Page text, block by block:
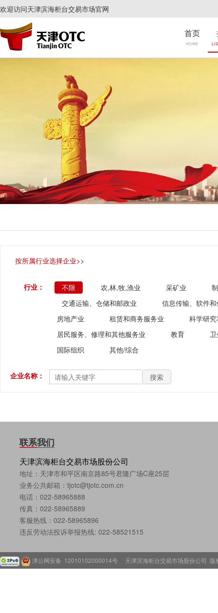
欢迎访问天津滨海柜台交易市场官网
首页
HOME
按所属行业选择企业>>
行业： 不限 农,林,牧,渔业 采矿业
交通运输、仓储和邮政业
信息传输、软件
房地产业
租赁和商务服务业
科学研
居民服务、修理和其他服务业
教育
国际组织
其他/综合
企业名称： 搜索
联系我们
天津滨海柜台交易市场股份公司
地址：天津市和平区南京路85号君隆广场C座25层
业务公共邮箱：tjotc@tjotc.com.cn
电话：022-58965888
传真：022-58965889
客服热线：022-58965896
违反劳动法投诉举报热线: 022-58521515
津公网安备 12010102000014号 天津滨海柜台交易市场股份公司